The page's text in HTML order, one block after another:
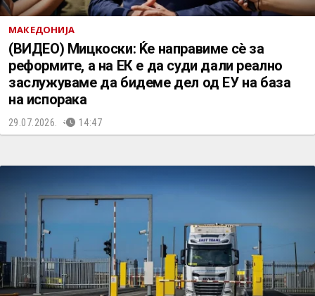
МАКЕДОНИЈА
(ВИДЕО) Мицкоски: Ќе направиме сè за
реформите, а на ЕК е да суди дали реално
заслужуваме да бидеме дел од ЕУ на база
на испорака
29.07.2026. 14:47